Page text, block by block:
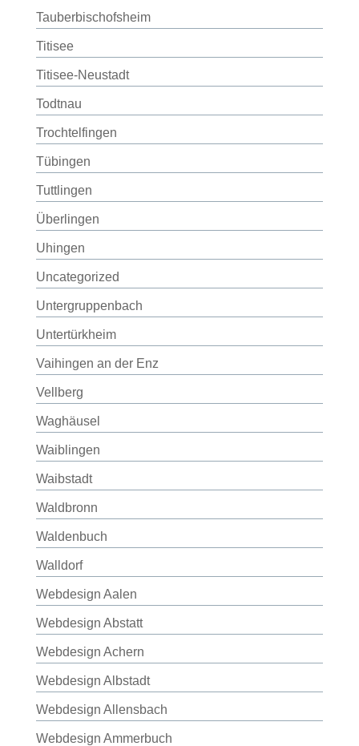
Tauberbischofsheim
Titisee
Titisee-Neustadt
Todtnau
Trochtelfingen
Tübingen
Tuttlingen
Überlingen
Uhingen
Uncategorized
Untergruppenbach
Untertürkheim
Vaihingen an der Enz
Vellberg
Waghäusel
Waiblingen
Waibstadt
Waldbronn
Waldenbuch
Walldorf
Webdesign Aalen
Webdesign Abstatt
Webdesign Achern
Webdesign Albstadt
Webdesign Allensbach
Webdesign Ammerbuch